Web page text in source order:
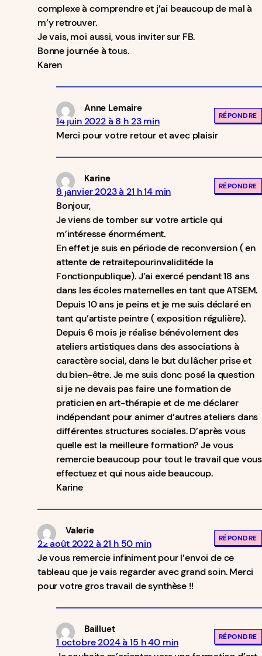
complexe à comprendre et j’ai beaucoup de mal à
m’y retrouver.
Je vais, moi aussi, vous inviter sur FB.
Bonne journée à tous.
Karen
Anne Lemaire
14 juin 2022 à 8 h 23 min
Merci pour votre retour et avec plaisir
RÉPONDRE
Karine
8 janvier 2023 à 21 h 14 min
Bonjour,
Je viens de tomber sur votre article qui
m’intéresse énormément.
En effet je suis en période de reconversion ( en
attente de retraitepourinvaliditéde la
Fonctionpublique). J’ai exercé pendant 18 ans
dans les écoles maternelles en tant que ATSEM.
Depuis 10 ans je peins et je me suis déclaré en
tant qu’artiste peintre ( exposition régulière).
Depuis 6 mois je réalise bénévolement des
ateliers artistiques dans des associations à
caractère social, dans le but du lâcher prise et
du bien-être. Je me suis donc posé la question
si je ne devais pas faire une formation de
praticien en art-thérapie et de me déclarer
indépendant pour animer d’autres ateliers dans
différentes structures sociales. D’après vous
quelle est la meilleure formation? Je vous
remercie beaucoup pour tout le travail que vous
effectuez et qui nous aide beaucoup.
Karine
RÉPONDRE
Valerie
22 août 2022 à 21 h 50 min
Je vous remercie infiniment pour l’envoi de ce
tableau que je vais regarder avec grand soin. Merci
pour votre gros travail de synthèse !!
RÉPONDRE
Bailluet
1 octobre 2024 à 15 h 40 min
RÉPONDRE